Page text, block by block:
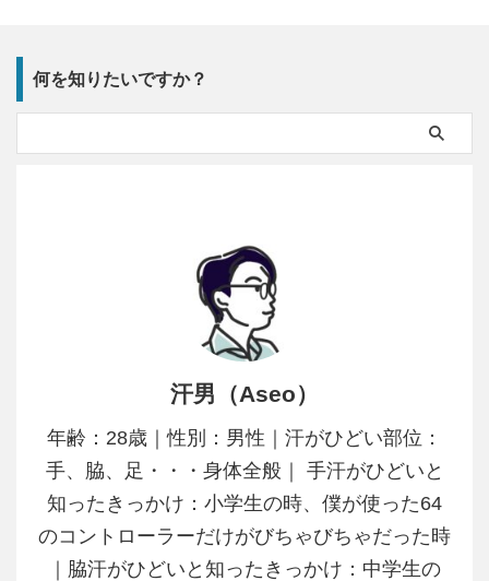
何を知りたいですか？
汗男（Aseo）
年齢：28歳｜性別：男性｜汗がひどい部位：
手、脇、足・・・身体全般｜ 手汗がひどいと
知ったきっかけ：小学生の時、僕が使った64
のコントローラーだけがびちゃびちゃだった時
｜脇汗がひどいと知ったきっかけ：中学生の